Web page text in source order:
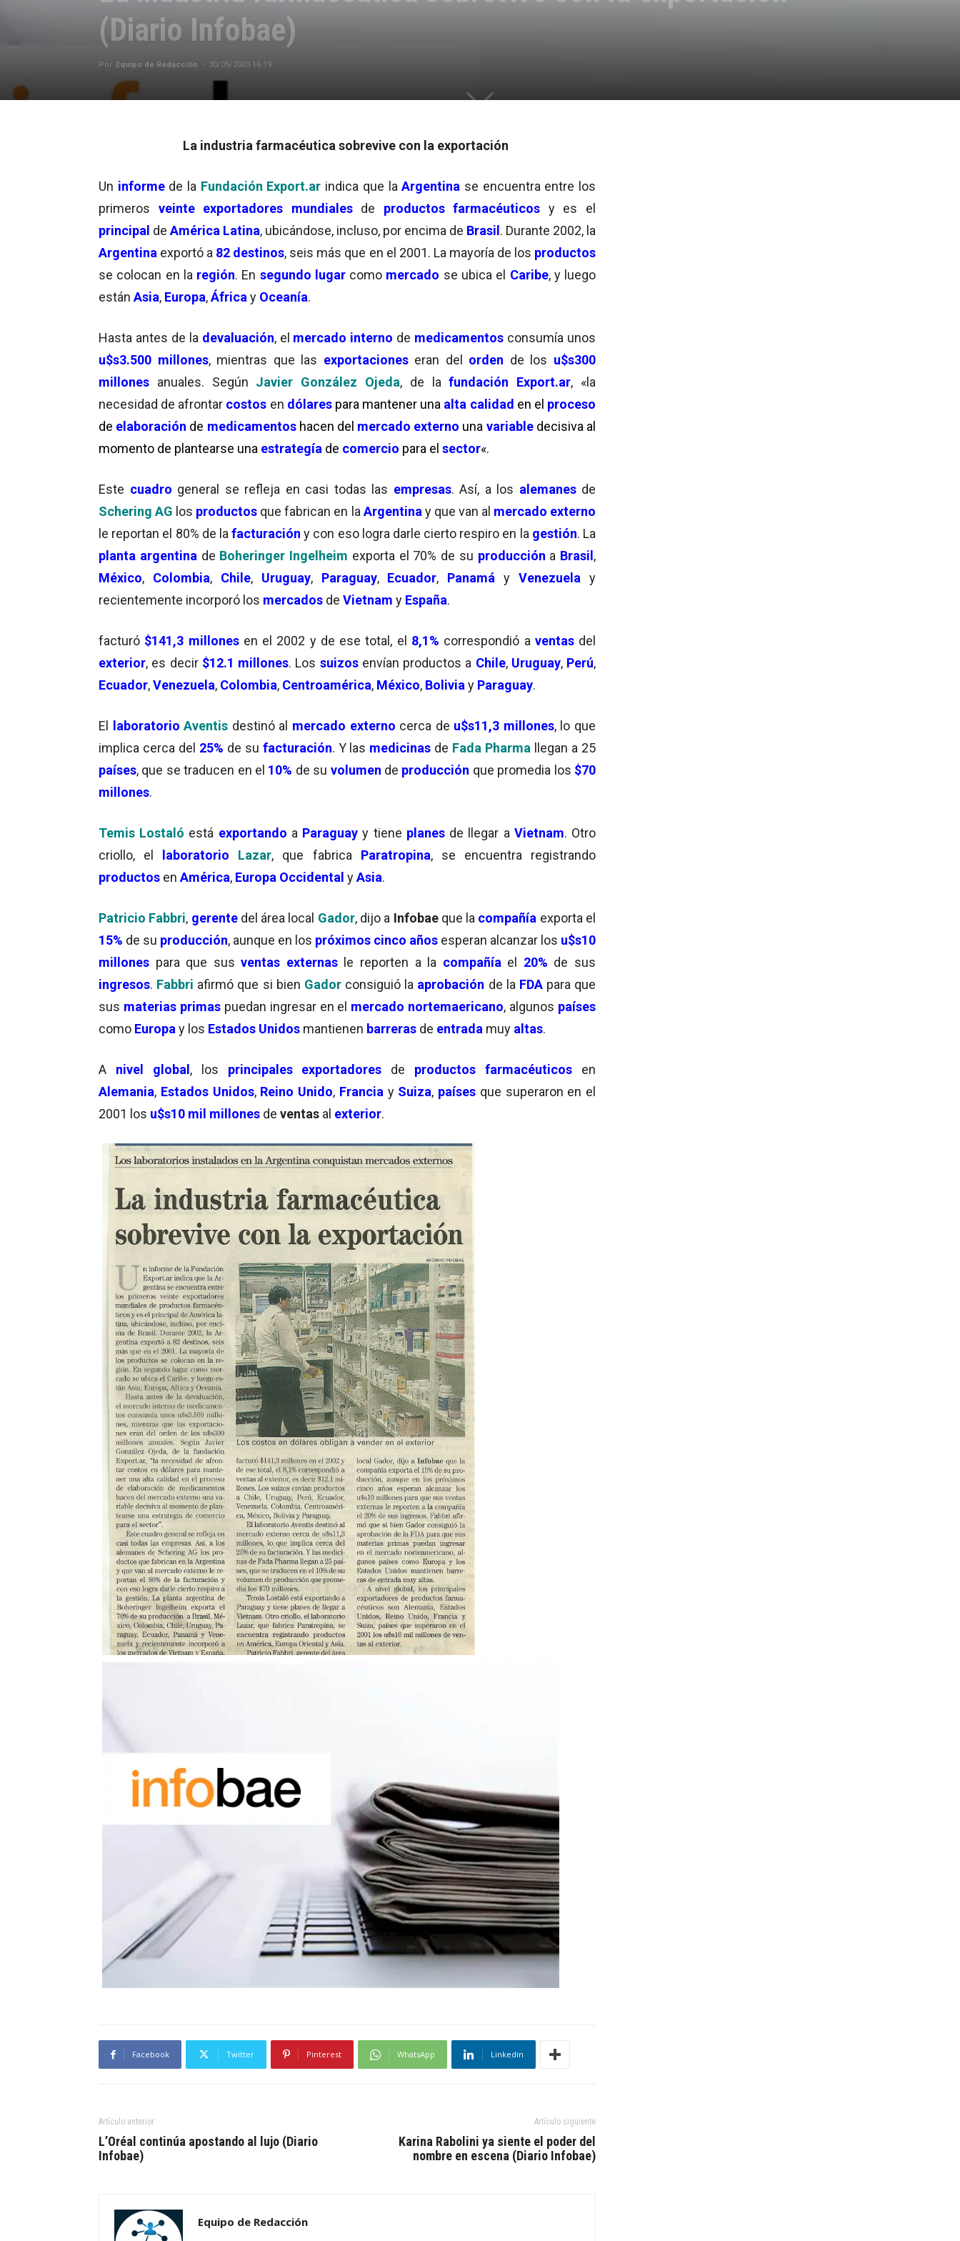
(Diario Infobae)
Por Equipo de Redacción - 30/05/2003 16:19
La industria farmacéutica sobrevive con la exportación
Un informe de la Fundación Export.ar indica que laArgentina se encuentra entre los
primeros veinte exportadores mundiales de productos farmacéuticos y es el
principal de América Latina, ubicándose, incluso, por encima de Brasil. Durante 2002, la
Argentina exportó a 82 destinos, seis más que en el 2001. La mayoría de los productos
se colocan en la región. En segundo lugarcomo mercado se ubica el Caribe, y luego
están Asia, Europa,África y Oceanía.
Hasta antes de la devaluación, el mercado interno de medicamentos consumía unos
u$s3.500 millones, mientras que las exportaciones eran del orden de los u$s300
millones anuales. Según Javier González Ojeda, de lafundación Export.ar, «la
necesidad de afrontar costos en dólares para mantener una alta calidad en el proceso
de elaboración de medicamentos hacen del mercado externo una variable decisiva al
momento de plantearse una estrategía de comercio para el sector«.
Este cuadro general se refleja en casi todas las empresas. Así, a los alemanes de
Schering AG los productos que fabrican en la Argentina y que van al mercado externo
le reportan el 80% de lafacturación y con eso logra darle cierto respiro en la gestión. La
planta argentina de Boheringer Ingelheim exporta el 70% de su producción a Brasil,
México, Colombia, Chile, Uruguay, Paraguay, Ecuador, Panamá yVenezuela
y
recientemente incorporó los mercados de Vietnam y España.
facturó $141,3 millonesen el 2002 y de ese total, el 8,1% correspondió a ventas del
exterior, es decir $12.1 millones. Los suizos envían productos a Chile, Uruguay, Perú,
Ecuador,Venezuela, Colombia, Centroamérica, México, Bolivia y Paraguay.
El laboratorio Aventis destinó al mercado externo cerca de u$s11,3 millones, lo que
implica cerca del 25% de su facturación. Y las medicinas de Fada Pharma llegan a 25
países, que se traducen en el 10% de su volumen de producción que promedia los $70
millones.
Temis Lostaló está exportando a Paraguay y tiene planesde llegar a Vietnam. Otro
criollo, el laboratorio Lazar, que fabrica Paratropina, se encuentra registrando
productos en América, Europa Occidental yAsia.
Patricio Fabbri, gerente del área local Gador, dijo a Infobaeque la compañía exporta el
15% de su producción, aunque en los próximos cinco años esperan alcanzar los u$s10
millones para que susventas externasle reporten a la compañía el 20% de sus
ingresos. Fabbri afirmó que si bien Gador consiguió la aprobación de la FDA para que
sus materias primas puedan ingresar en el mercado nortemaericano, algunos países
como Europa y los Estados Unidos mantienen barreras de entrada muy altas.
A nivel global, los principales exportadores de productos farmacéuticos
en
Alemania, Estados Unidos, Reino Unido, Francia y Suiza, países que superaron en el
2001 los u$s10 mil millones de ventas al exterior.
Facebook Twitter Pinterest WhatsApp Linkedin
Artículo anterior
L’Oréal continúa apostando al lujo (Diario
Infobae)
Artículo siguiente
Karina Rabolini ya siente el poder del
nombre en escena (Diario Infobae)
Equipo de Redacción